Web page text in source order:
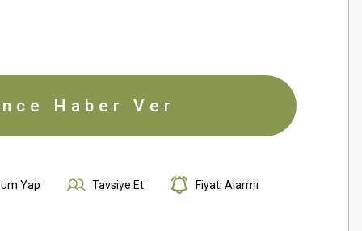
Haber Ver
Yap Tavsiye Et Fiyatı Alarmı